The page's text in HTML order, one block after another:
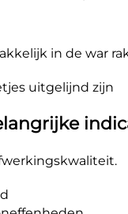
in de war
uitgelijnd zijn